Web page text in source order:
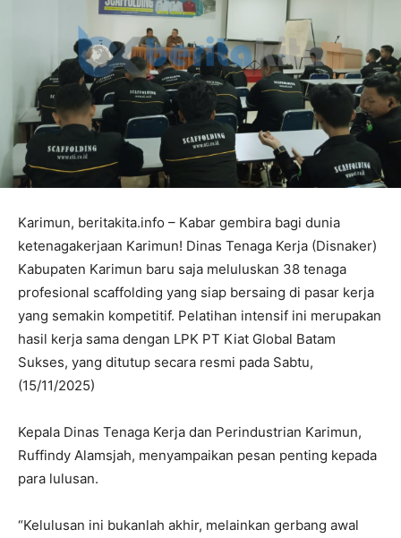
Karimun, beritakita.info – Kabar gembira bagi dunia
ketenagakerjaan Karimun! Dinas Tenaga Kerja (Disnaker)
Kabupaten Karimun baru saja meluluskan 38 tenaga
profesional scaffolding yang siap bersaing di pasar kerja
yang semakin kompetitif. Pelatihan intensif ini merupakan
hasil kerja sama dengan LPK PT Kiat Global Batam
Sukses, yang ditutup secara resmi pada Sabtu,
(15/11/2025)
Kepala Dinas Tenaga Kerja dan Perindustrian Karimun,
Ruffindy Alamsjah, menyampaikan pesan penting kepada
para lulusan.
“Kelulusan ini bukanlah akhir, melainkan gerbang awal